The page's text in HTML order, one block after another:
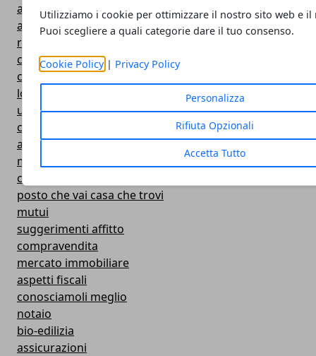
Utilizziamo i cookie per ottimizzare il nostro sito web e il
Puoi scegliere a quali categorie dare il tuo consenso.
Cookie Policy| Privacy Policy
Personalizza
Rifiuta Opzionali
Accetta Tutto
agenzia immobiliare
arredamento
ristrutturazioni
consulenza immobiliare
curiosità e consigli
locazione
utenze
condominio
adempimenti fiscali
modulistica loc.
contratti
posto che vai casa che trovi
mutui
suggerimenti affitto
compravendita
mercato immobiliare
aspetti fiscali
conosciamoli meglio
notaio
bio-edilizia
assicurazioni